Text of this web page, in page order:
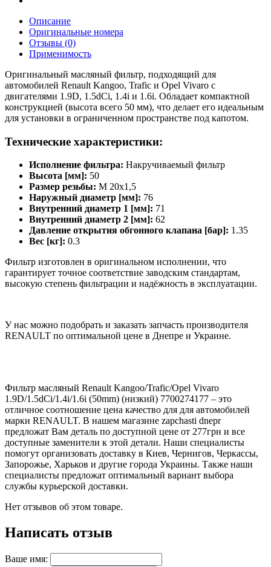
Описание
Оригинальные номера
Отзывы (0)
Применимость
Оригинальный масляный фильтр, подходящий для
автомобилей Renault Kangoo, Trafic и Opel Vivaro с
двигателями 1.9D, 1.5dCi, 1.4i и 1.6i. Обладает компактной
конструкцией (высота всего 50 мм), что делает его идеальным
для установки в ограниченном пространстве под капотом.
Технические характеристики:
Исполнение фильтра: Накручиваемый фильтр
Высота [мм]: 50
Размер резьбы: M 20x1,5
Наружный диаметр [мм]: 76
Внутренний диаметр 1 [мм]: 71
Внутренний диаметр 2 [мм]: 62
Давление открытия обгонного клапана [бар]: 1.35
Вес [кг]: 0.3
Фильтр изготовлен в оригинальном исполнении, что
гарантирует точное соответствие заводским стандартам,
высокую степень фильтрации и надёжность в эксплуатации.
У нас можно подобрать и заказать запчасть производителя
RENAULT по оптимальной цене в Днепре и Украине.
Фильтр масляный Renault Kangoo/Trafic/Opel Vivaro
1.9D/1.5dCi/1.4i/1.6i (50mm) (низкий) 7700274177 – это
отличное соотношение цена качество для для автомобилей
марки RENAULT. В нашем магазине zapchasti dnepr
предложат Вам деталь по доступной цене от 277грн и все
доступные заменители к этой детали. Наши специалисты
помогут организовать доставку в Киев, Чернигов, Черкассы,
Запорожье, Харьков и другие города Украины. Также наши
специалисты предложат оптимальный вариант выбора
службы курьерской доставки.
Нет отзывов об этом товаре.
Написать отзыв
Ваше имя: